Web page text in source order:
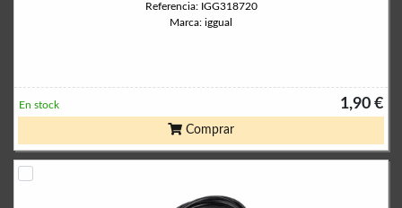
Referencia: IGG318720
Marca: iggual
1,90 €
En stock
Comprar